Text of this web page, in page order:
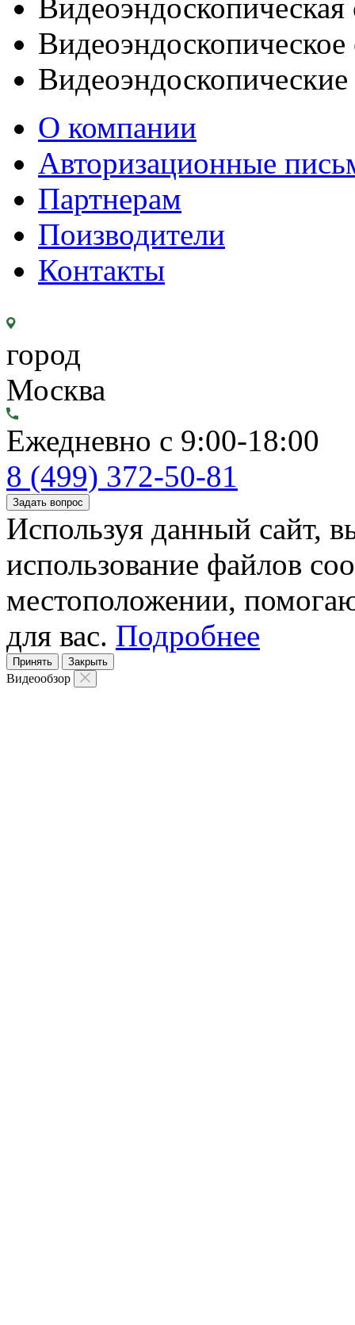
Видеоэндоскопическая
О компании
Авторизационные
Партнерам
Поизводители
Контакты
город
Москва
Ежедневно с 9:00-18:00
8 (499) 372-50-81
Задать вопрос
Используя данный сайт,
использование файлов
местоположении,
для вас. Подробнее
Принять Закрыть
Видеообзор